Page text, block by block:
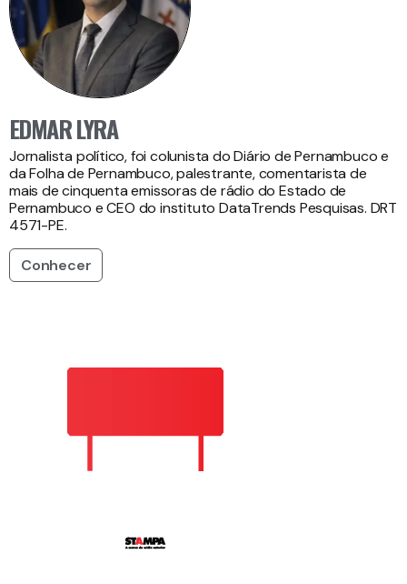
EDMAR LYRA
Jornalista político, foi colunista do Diário de Pernambuco e
da Folha de Pernambuco, palestrante, comentarista de
mais de cinquenta emissoras de rádio do Estado de
Pernambuco e CEO do instituto DataTrends Pesquisas. DRT
4571-PE.
Conhecer